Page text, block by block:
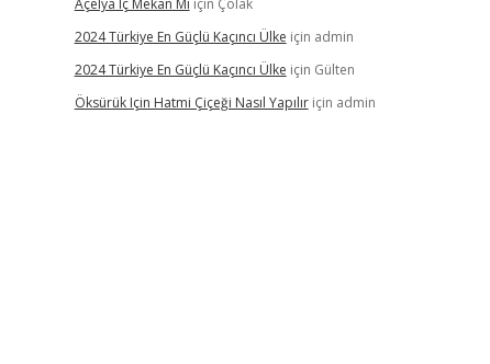
Açelya Iç Mekan Mı için Çolak
2024 Türkiye En Güçlü Kaçıncı Ülke için admin
2024 Türkiye En Güçlü Kaçıncı Ülke için Gülten
Öksürük Için Hatmi Çiçeği Nasıl Yapılıriçin admin